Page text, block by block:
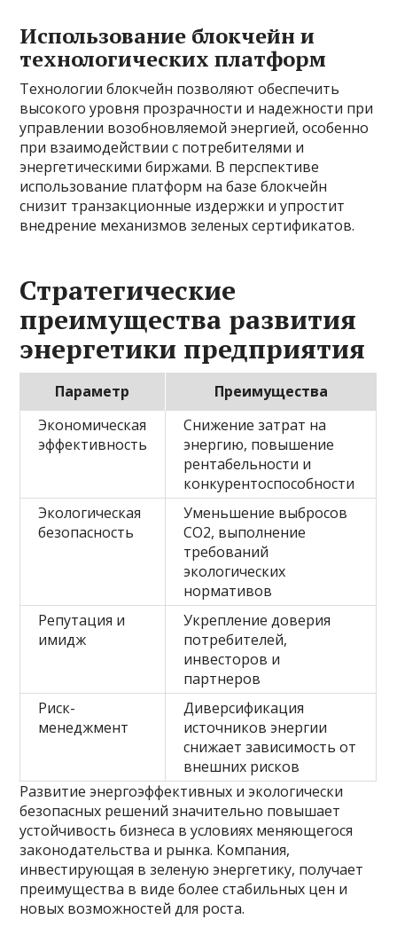
Использование блокчейн и
технологических платформ
Технологии блокчейн позволяют обеспечить
высокого уровня прозрачности и надежности при
управлении возобновляемой энергией, особенно
при взаимодействии с потребителями и
энергетическими биржами. В перспективе
использование платформ на базе блокчейн
снизит транзакционные издержки и упростит
внедрение механизмов зеленых сертификатов.
Стратегические
преимущества развития
энергетики предприятия
Параметр
Преимущества
Экономическая
эффективность
Снижение затрат на
энергию, повышение
рентабельности и
конкурентоспособности
Экологическая
безопасность
Уменьшение выбросов
СО2, выполнение
требований
экологических
нормативов
Репутация и
имидж
Укрепление доверия
потребителей,
инвесторов и
партнеров
Риск-
менеджмент
Диверсификация
источников энергии
снижает зависимость от
внешних рисков
Развитие энергоэффективных и экологически
безопасных решений значительно повышает
устойчивость бизнеса в условиях меняющегося
законодательства и рынка. Компания,
инвестирующая в зеленую энергетику, получает
преимущества в виде более стабильных цен и
новых возможностей для роста.